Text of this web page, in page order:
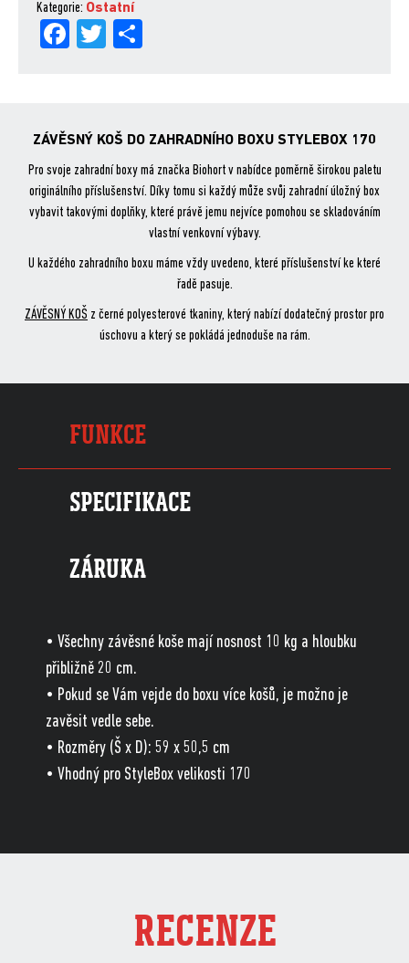
STYLEBOX
170
množství
Kategorie: Ostatní
Fa
Tw
ZÁVĚSNÝ KOŠ DO ZAHRADNÍHO BOXU STYLEBOX 170
Pro svoje zahradní boxy má značka Biohort v nabídce poměrně širokou paletu
originálního příslušenství. Díky tomu si každý může svůj zahradní úložný box
vybavit takovými doplňky, které právě jemu nejvíce pomohou se skladováním
vlastní venkovní výbavy.
U každého zahradního boxu máme vždy uvedeno, které příslušenství ke které
řadě pasuje.
ZÁVĚSNÝ KOŠ z černé polyesterové tkaniny, který nabízí dodatečný prostor pro
úschovu a který se pokládá jednoduše na rám.
FUNKCE
SPECIFIKACE
ZÁRUKA
• Všechny závěsné koše mají nosnost 10 kg a hloubku
přibližně 20 cm.
• Pokud se Vám vejde do boxu více košů, je možno je
zavěsit vedle sebe.
• Rozměry (Š x D): 59 x 50,5 cm
• Vhodný pro StyleBox velikosti 170
RECENZE